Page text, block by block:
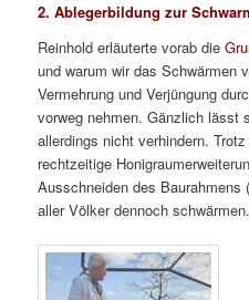
2. Ablegerbildung zur
Reinhold erläuterte vorab die
und warum wir das Schwärmen
Vermehrung und Verjüngung
vorweg nehmen. Gänzlich lässt
allerdings nicht verhindern.
rechtzeitige
Ausschneiden des Baurahmens
aller Völker dennoch schwärmen.